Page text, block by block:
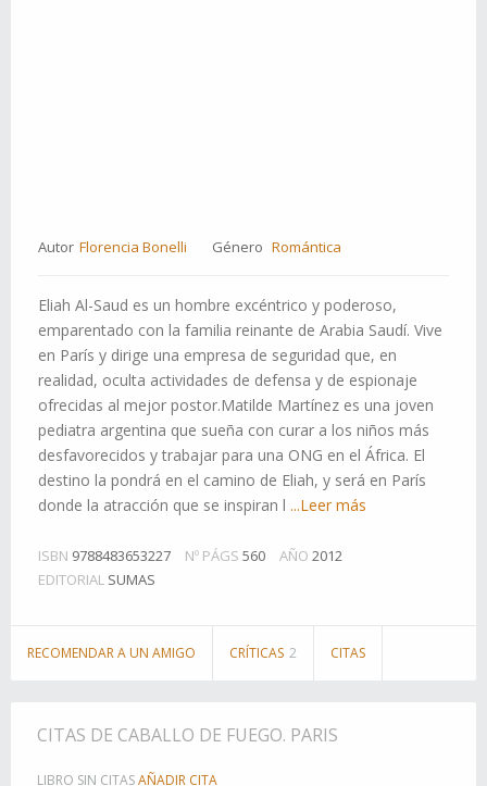
Autor Florencia Bonelli Género Romántica
Eliah Al-Saud es un hombre excéntrico y poderoso,
emparentado con la familia reinante de Arabia Saudí. Vive
en París y dirige una empresa de seguridad que, en
realidad, oculta actividades de defensa y de espionaje
ofrecidas al mejor postor.Matilde Martínez es una joven
pediatra argentina que sueña con curar a los niños más
desfavorecidos y trabajar para una ONG en el África. El
destino la pondrá en el camino de Eliah, y será en París
donde la atracción que se inspiran l ...Leer más
ISBN 9788483653227 Nº PÁGS 560 AÑO 2012
EDITORIAL SUMAS
RECOMENDAR A UN AMIGO CRÍTICAS 2 CITAS
CITAS DE CABALLO DE FUEGO. PARIS
LIBRO SIN CITASAÑADIR CITA